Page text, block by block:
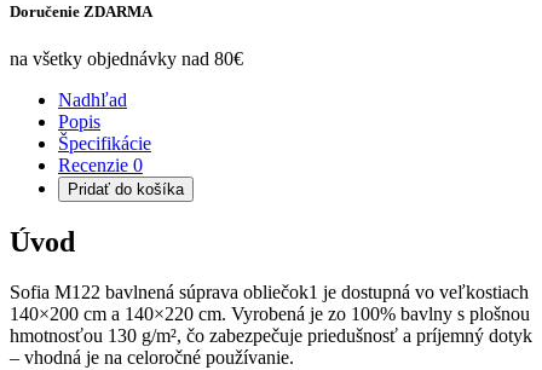
Doručenie ZDARMA
na všetky objednávky nad 80€
Nadhľad
Popis
Špecifikácie
Recenzie 0
Pridať do košíka
Úvod
Sofia M122 bavlnená súprava obliečok1 je dostupná vo veľkostiach
140×200 cm a 140×220 cm. Vyrobená je zo 100% bavlny s plošnou
hmotnosťou 130 g/m², čo zabezpečuje priedušnosť a príjemný dotyk
– vhodná je na celoročné používanie.